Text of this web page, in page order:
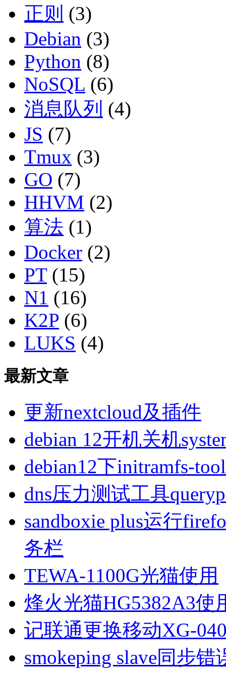
正则 (3)
Debian (3)
Python (8)
NoSQL (6)
消息队列 (4)
JS (7)
Tmux (3)
GO (7)
HHVM (2)
算法 (1)
Docker (2)
PT(15)
N1 (16)
K2P (6)
LUKS (4)
最新文章
更新nextcloud及插件
debian 12开机关机
debian12下initramfs-
dns压力测试工具
sandboxie plus运行
务栏
TEWA-1100G光猫使用
烽火光猫HG5382A3使
记联通更换移动XG-
smokeping slave同步错